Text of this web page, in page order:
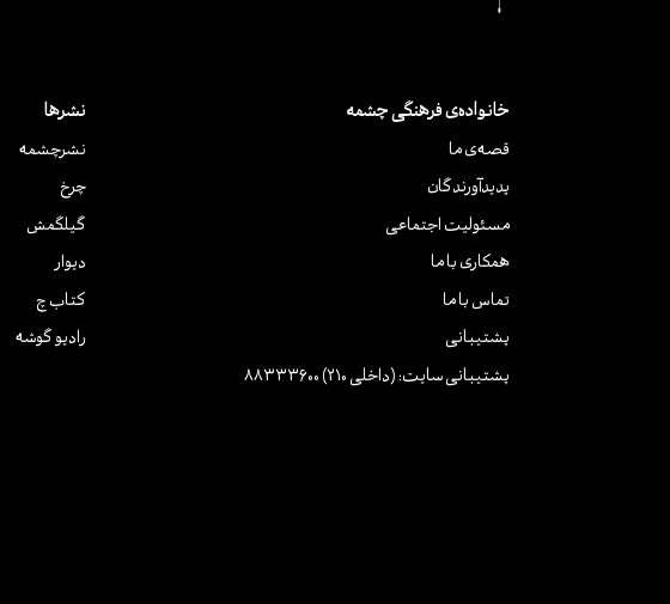
خانواده‌ی فرهنگی چشمه
قصه‌ی ما
پدیدآورندگان
مسئولیت اجتماعی
همکاری با ما
تماس با ما
پشتیبانی
پشتیبانی سایت: (داخلی 210) 88333600
نشرها
نشر‌چشمه
چرخ
گیلگمش
دیوار
کتاب چ
رادیو گوشه